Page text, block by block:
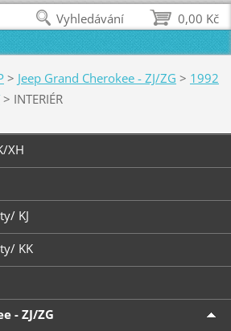
> Jeep Grand Cherokee - ZJ/ZG > 1992
> INTERIÉR
XH
KJ
KK
- ZJ/ZG
0,00 Kč
Vyhledávání